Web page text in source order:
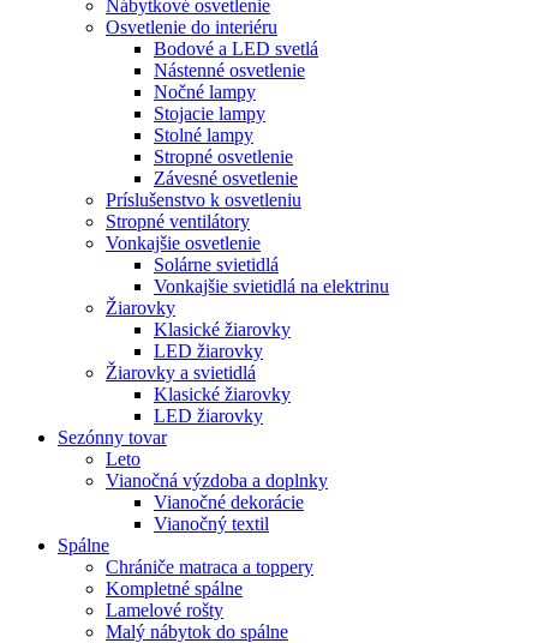
Nábytkové osvetlenie
Osvetlenie do interiéru
Bodové a LED svetlá
Nástenné osvetlenie
Nočné lampy
Stojacie lampy
Stolné lampy
Stropné osvetlenie
Závesné osvetlenie
Príslušenstvo k osvetleniu
Stropné ventilátory
Vonkajšie osvetlenie
Solárne svietidlá
Vonkajšie svietidlá na elektrinu
Žiarovky
Klasické žiarovky
LED žiarovky
Žiarovky a svietidlá
Klasické žiarovky
LED žiarovky
Sezónny tovar
Leto
Vianočná výzdoba a doplnky
Vianočné dekorácie
Vianočný textil
Spálne
Chrániče matraca a toppery
Kompletné spálne
Lamelové rošty
Malý nábytok do spálne